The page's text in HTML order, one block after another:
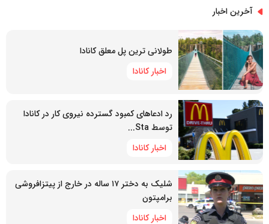
آخرین اخبار
طولانی ترین پل معلق کانادا
اخبار کانادا
رد ادعاهای کمبود گسترده نیروی کار در کانادا
توسط Sta...
اخبار کانادا
شلیک به دختر ۱۷ ساله در خارج از پیتزافروشی
برامپتون
اخبار کانادا